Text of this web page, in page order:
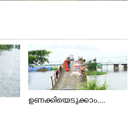
ഉണക്കിയെടുക്കാം....